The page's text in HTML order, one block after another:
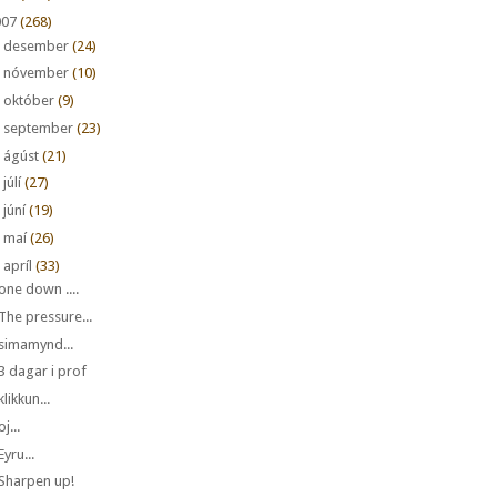
(268)
desember (24)
nóvember (10)
október (9)
september (23)
ágúst (21)
júlí (27)
júní (19)
maí (26)
apríl (33)
one down ....
The pressure...
simamynd...
dagar i prof
klikkun...
oj...
Sharpen up!